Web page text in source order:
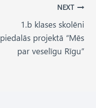
NEXT
1.b klases skolēni
piedalās projektā “Mēs
par veselīgu Rīgu”